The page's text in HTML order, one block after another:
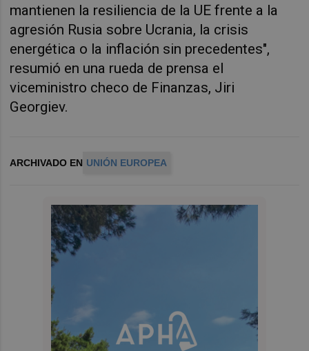
mantienen la resiliencia de la UE frente a la
agresión Rusia sobre Ucrania, la crisis
energética o la inflación sin precedentes",
resumió en una rueda de prensa el
viceministro checo de Finanzas, Jiri
Georgiev.
ARCHIVADO EN UNIÓN EUROPEA